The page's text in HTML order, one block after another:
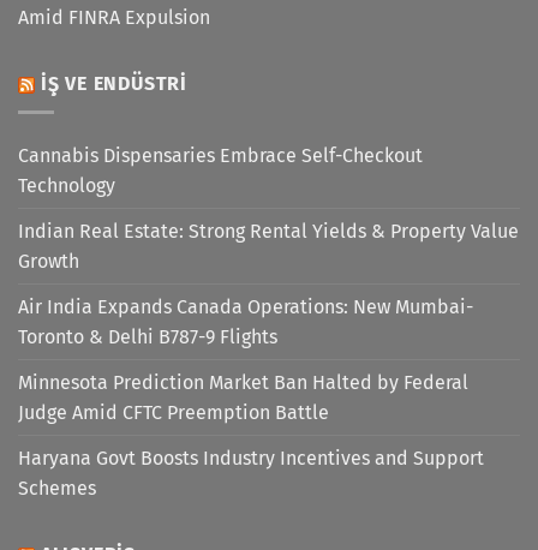
Amid FINRA Expulsion
İŞ VE ENDÜSTRI
Cannabis Dispensaries Embrace Self-Checkout
Technology
Indian Real Estate: Strong Rental Yields & Property Value
Growth
Air India Expands Canada Operations: New Mumbai-
Toronto & Delhi B787-9 Flights
Minnesota Prediction Market Ban Halted by Federal
Judge Amid CFTC Preemption Battle
Haryana Govt Boosts Industry Incentives and Support
Schemes